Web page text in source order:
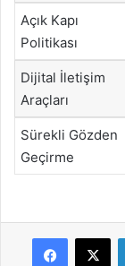
Açık Kapı
Politikası
Dijital İletişim
Araçları
Sürekli Gözden
Geçirme
Facebook
X